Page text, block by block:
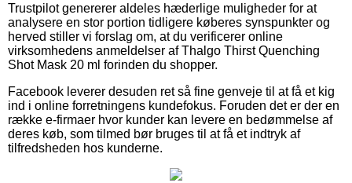
Trustpilot genererer aldeles hæderlige muligheder for at
analysere en stor portion tidligere køberes synspunkter og
herved stiller vi forslag om, at du verificerer online
virksomhedens anmeldelser af Thalgo Thirst Quenching
Shot Mask 20 ml forinden du shopper.
Facebook leverer desuden ret så fine genveje til at få et kig
ind i online forretningens kundefokus. Foruden det er der en
række e-firmaer hvor kunder kan levere en bedømmelse af
deres køb, som tilmed bør bruges til at få et indtryk af
tilfredsheden hos kunderne.